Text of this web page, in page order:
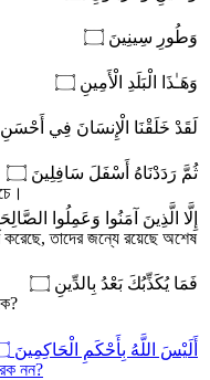
وَطُورِ سِينِينَ ۝
وَهَـٰذَا الْبَلَدِ الْأَمِينِ ۝
لَقَدْ خَلَقْنَا الْإِنسَانَ فِي أَحْسَنِ
ثُمَّ رَدَدْنَاهُ أَسْفَلَ سَافِلِينَ ۝
إِلَّا الَّذِينَ آمَنُوا وَعَمِلُوا
করেছে, তাদের জন্যে রয়েছে অশেষ
فَمَا يُكَذِّبُكَ بَعْدُ بِالدِّينِ ۝
أَلَيْسَ اللَّهُ بِأَحْكَمِ الْحَاكِمِينَ ۝
নন?